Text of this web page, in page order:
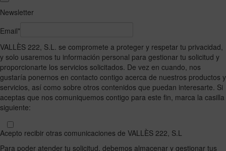
Newsletter
Email*
VALLÈS 222, S.L. se compromete a proteger y respetar tu privacidad,
y solo usaremos tu información personal para gestionar tu solicitud y
proporcionarte los servicios solicitados. De vez en cuando, nos
gustaría ponernos en contacto contigo acerca de nuestros productos y
servicios, así como sobre otros contenidos que puedan interesarte. Si
aceptas que nos comuniquemos contigo para este fin, marca la casilla
siguiente:
Acepto recibir otras comunicaciones de VALLÈS 222, S.L
Para poder atender tu solicitud, debemos almacenar y gestionar tus